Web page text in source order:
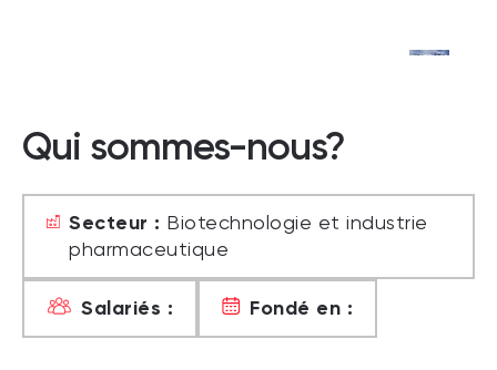
Qui sommes-nous?
Secteur : Biotechnologie et industrie
pharmaceutique
Salariés : Fondé en :